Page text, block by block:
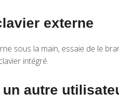
externe
sous la main, essaie de le
intégré.
un autre